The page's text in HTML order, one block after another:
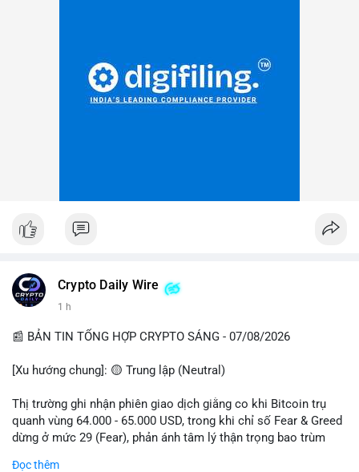
Crypto Daily Wire
1 h
📰 BẢN TIN TỔNG HỢP CRYPTO SÁNG - 07/08/2026
[Xu hướng chung]: 🟡 Trung lập (Neutral)
Thị trường ghi nhận phiên giao dịch giằng co khi Bitcoin trụ
quanh vùng 64.000 - 65.000 USD, trong khi chỉ số Fear & Greed
dừng ở mức 29 (Fear), phản ánh tâm lý thận trọng bao trùm
Đọc thêm